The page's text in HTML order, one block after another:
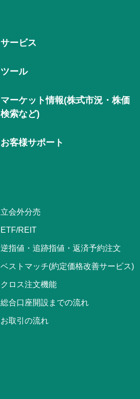
サービス
ツール
マーケット情報(株式市況・株価
検索など)
お客様サポート
立会外分売
ETF/REIT
逆指値・追跡指値・返済予約注文
ベストマッチ(約定価格改善サービス)
クロス注文機能
総合口座開設までの流れ
お取引の流れ